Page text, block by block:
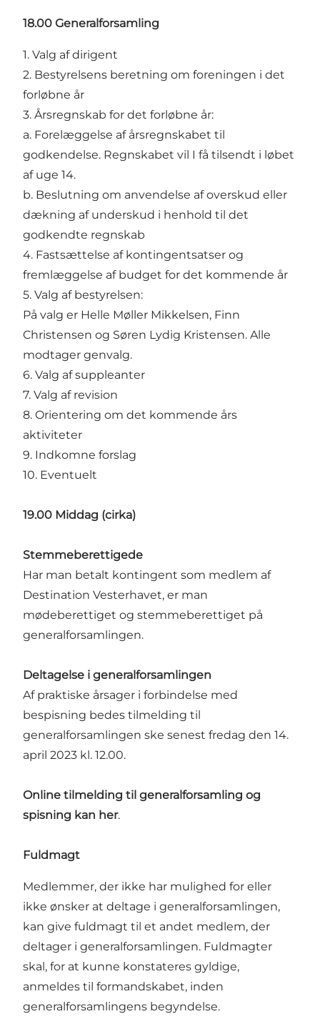
18.00 Generalforsamling
1. Valg af dirigent
2. Bestyrelsens beretning om foreningen i det
forløbne år
3. Årsregnskab for det forløbne år:
a. Forelæggelse af årsregnskabet til
godkendelse. Regnskabet vil I få tilsendt i løbet
af uge 14.
b. Beslutning om anvendelse af overskud eller
dækning af underskud i henhold til det
godkendte regnskab
4. Fastsættelse af kontingentsatser og
fremlæggelse af budget for det kommende år
5. Valg af bestyrelsen:
På valg er Helle Møller Mikkelsen, Finn
Christensen og Søren Lydig Kristensen. Alle
modtager genvalg.
6. Valg af suppleanter
7. Valg af revision
8. Orientering om det kommende års
aktiviteter
9. Indkomne forslag
10. Eventuelt
19.00 Middag (cirka)
Stemmeberettigede
Har man betalt kontingent som medlem af
Destination Vesterhavet, er man
mødeberettiget og stemmeberettiget på
generalforsamlingen.
Deltagelse i generalforsamlingen
Af praktiske årsager i forbindelse med
bespisning bedes tilmelding til
generalforsamlingen ske senest fredag den 14.
april 2023 kl. 12.00.
Online tilmelding til generalforsamling og
spisning kan her.
Fuldmagt
Medlemmer, der ikke har mulighed for eller
ikke ønsker at deltage i generalforsamlingen,
kan give fuldmagt til et andet medlem, der
deltager i generalforsamlingen. Fuldmagter
skal, for at kunne konstateres gyldige,
anmeldes til formandskabet, inden
generalforsamlingens begyndelse.